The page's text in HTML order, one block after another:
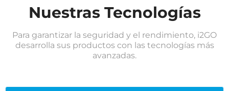
Nuestras Tecnologías
Para garantizar la seguridad y el rendimiento, i2GO
desarrolla sus productos con las tecnologías más
avanzadas.